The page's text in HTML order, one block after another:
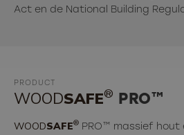
Act en de National Building
PRODUCT
WOODSAFE® PRO™
WOODSAFE® PRO™ massief hout